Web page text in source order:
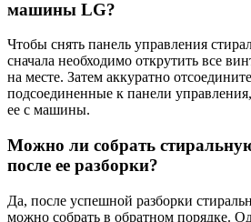
машины LG?
Чтобы снять панель управления
сначала необходимо открутить все
на месте. Затем аккуратно
подсоединенные к панели
ее с машины.
Можно ли собрать
после ее разборки?
Да, после успешной разборки
можно собрать в обратном порядке.